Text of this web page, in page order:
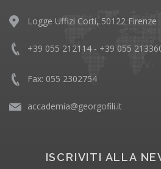
Logge Uffizi Corti, 50122 Firenze
+39 055 212114 - +39 055
Fax: 055 2302754
accademia@georgofili.it
ISCRIVITI ALLA